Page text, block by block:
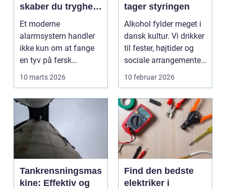
skaber du tryghed
i hverdagens
rammer
Et moderne
alarmsystem handler
ikke kun om at fange
en tyv på fersk
10 marts 2026
tager styringen
Alkohol fylder meget i
dansk kultur. Vi drikker
til fester, højtider og
sociale arrangementer.
For d...
10 februar 2026
Tankrensningsmas
kine: Effektiv og
Find den bedste
elektriker i